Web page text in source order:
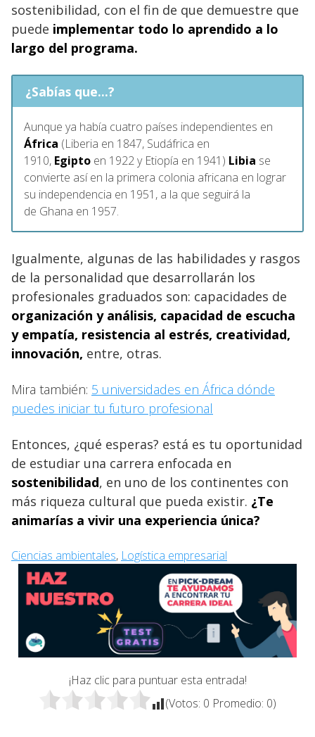
sostenibilidad, con el fin de que demuestre que
puede implementar todo lo aprendido a lo
largo del programa.
¿Sabías que...?
Aunque ya había cuatro países independientes en
África (Liberia en 1847, Sudáfrica en
1910, Egipto en 1922 y Etiopía en 1941) Libia se
convierte así en la primera colonia africana en lograr
su independencia en 1951, a la que seguirá la
de Ghana en 1957.
Igualmente, algunas de las habilidades y rasgos
de la personalidad que desarrollarán los
profesionales graduados son: capacidades de
organización y análisis, capacidad de escucha
y empatía, resistencia al estrés, creatividad,
innovación, entre, otras.
Mira también: 5 universidades en África dónde
puedes iniciar tu futuro profesional
Entonces, ¿qué esperas? está es tu oportunidad
de estudiar una carrera enfocada en
sostenibilidad, en uno de los continentes con
más riqueza cultural que pueda existir. ¿Te
animarías a vivir una experiencia única?
Ciencias ambientales, Logística empresarial
¡Haz clic para puntuar esta entrada!
(Votos: 0 Promedio: 0)